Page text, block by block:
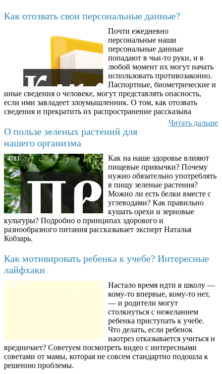
Как отозвать свои персональные данные?
Почти ежедневно
персональные наши
персональные данные
попадают в чьи-то руки, и в
любой момент их могут начать
использовать противозаконно.
Паспортные, биометрические и
иные сведения о человеке, могут представлять опасность,
если ими завладеет злоумышленник. О том, как отозвать
сведения и прекратить их распространение рассказыва
Читать дальше
О пользе зеленых растений для
нашего организма
4783
Как на наше здоровье влияют
пищевые привычки? Почему
нужно обязательно употреблять
в пищу зеленые растения?
Можно ли есть белки вместе с
углеводами? Как правильно
кушать орехи и зерновые
культуры? Подробно о принципах здорового и
разнообразного питания рассказывает эксперт Наталья
Кобзарь.
Как мотивировать ребенка к учебе? Интересные
лайфхаки
8780
Настало время идти в школу —
кому-то впервые, кому-то нет,
— и родители могут
столкнуться с нежеланием
ребенка приступать к учебе.
Что делать, если ребенок
наотрез отказывается учиться и
вредничает? Советуем посмотреть видео с интересными
советами от мамы, которая не совсем стандартно подошла к
решению проблемы.